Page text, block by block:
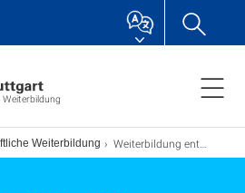
Weiterbildung Weiterbildung entwickeln und anbieten